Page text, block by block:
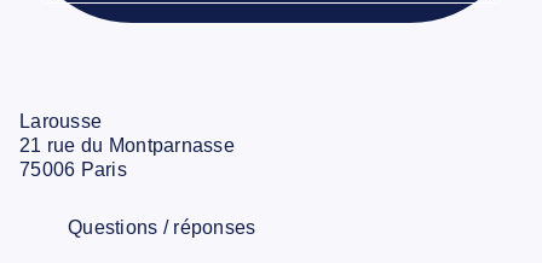
Larousse
21 rue du Montparnasse
75006 Paris
Questions / réponses